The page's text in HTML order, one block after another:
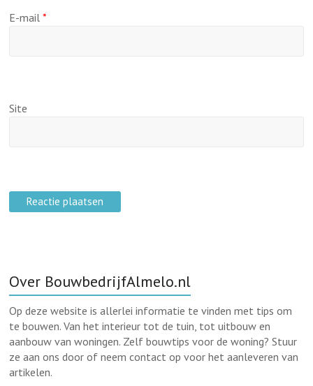
E-mail*
Site
Over BouwbedrijfAlmelo.nl
Op deze website is allerlei informatie te vinden met tips om
te bouwen. Van het interieur tot de tuin, tot uitbouw en
aanbouw van woningen. Zelf bouwtips voor de woning? Stuur
ze aan ons door of neem contact op voor het aanleveren van
artikelen.